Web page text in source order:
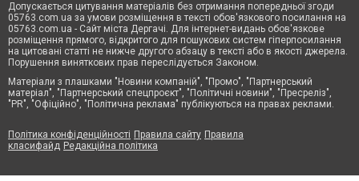
Допускається цитування матеріалів без отримання попередньої згоди
05763.com.ua за умови розміщення в тексті обов'язкового посилання на
05763.com.ua - Сайт міста Дергачі. Для інтернет-видань обов'язкове
розміщення прямого, відкритого для пошукових систем гіперпосилання
на цитовані статті не нижче другого абзацу в тексті або в якості джерела.
Порушення виняткових прав переслідується Законом.
Матеріали з плашками "Новини компаній", "Промо", "Партнерський
матеріал", "Партнерський спецпроєкт", "Політичні новини", "Пресреліз",
"PR", "Офіційно", "Політична реклама" публікуються на правах реклами.
Політика конфіденційності Правила сайту Правила
класифайд Редакційна політика